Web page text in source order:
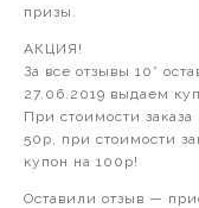
призы.
АКЦИЯ!
За все отзывы 10*
27.06.2019 выдаем
При стоимости
50р, при стоимости
купон на 100р!
Оставили отзыв —